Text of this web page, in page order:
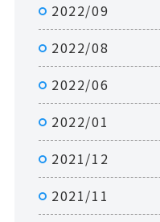
2022/09
2022/08
2022/06
2022/01
2021/12
2021/11